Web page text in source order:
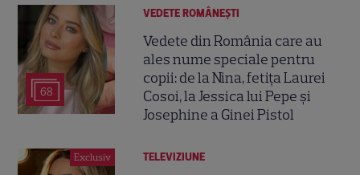
68
VEDETE ROMÂNEŞTI
Vedete din România care au
ales nume speciale pentru
copii: de la Nina, fetița Laurei
Cosoi, la Jessica lui Pepe și
Josephine a Ginei Pistol
Exclusiv TELEVIZIUNE